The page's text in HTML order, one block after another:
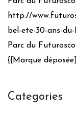
http://
bel-ete-30-ans-
Parc du
{{Marque
Categories